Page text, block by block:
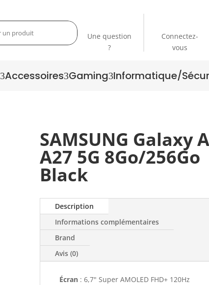
Une question
?
Connectez-
vous
3Accessoires3Gaming3Informatique/
SAMSUNG Galaxy
A27 5G 8Go/256Go
Black
Description
Informations complémentaires
Brand
Avis (0)
Écran: 6,7" Super AMOLED FHD+ 120Hz